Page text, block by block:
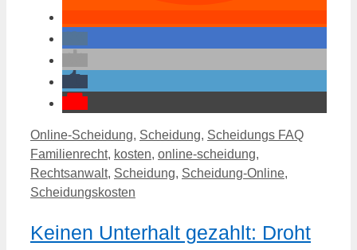
Kategorien
Online-Scheidung, Scheidung, Scheidungs FAQ
Familienrecht, kosten, online-scheidung,
Rechtsanwalt, Scheidung, Scheidung-Online,
Scheidungskosten
Keinen Unterhalt gezahlt: Droht